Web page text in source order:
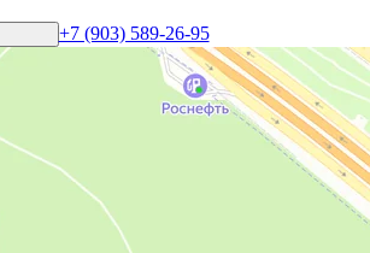
+7 (903) 589-26-95